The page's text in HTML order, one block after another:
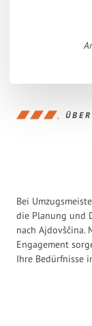
Bei
die Planung und
nach Ajdovščina.
Engagement
Ihre Bedürfnisse